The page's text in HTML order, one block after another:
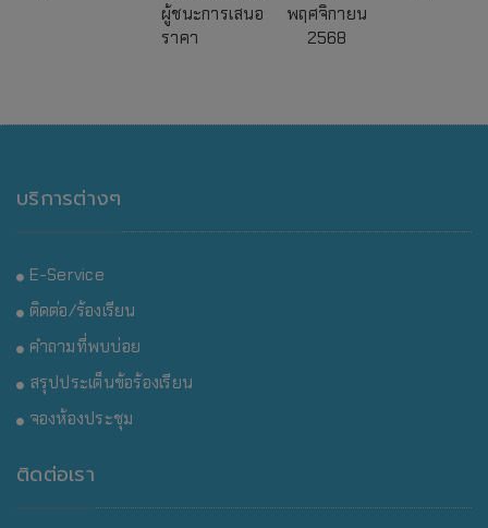
ผู้ชนะการเสนอ
ราคา
พฤศจิกายน
2568
บริการต่างๆ
E-Service
ติดต่อ/ร้องเรียน
คำถามที่พบบ่อย
สรุปประเด็นข้อร้องเรียน
จองห้องประชุม
ติดต่อเรา